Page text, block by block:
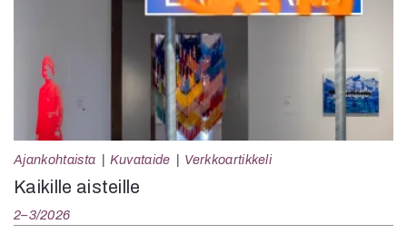
Ajankohtaista Kuvataide Verkkoartikkeli
Kaikille aisteille
2–3/2026